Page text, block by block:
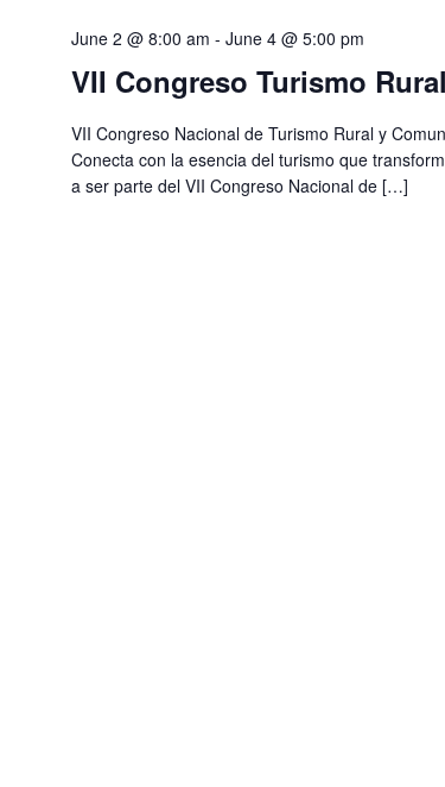
June 2 @ 8:00 am - June 4 @ 5:00 pm
VII Congreso Turismo Rural
VII Congreso Nacional de Turismo Rural y
Conecta con la esencia del turismo que
a ser parte del VII Congreso Nacional de […]